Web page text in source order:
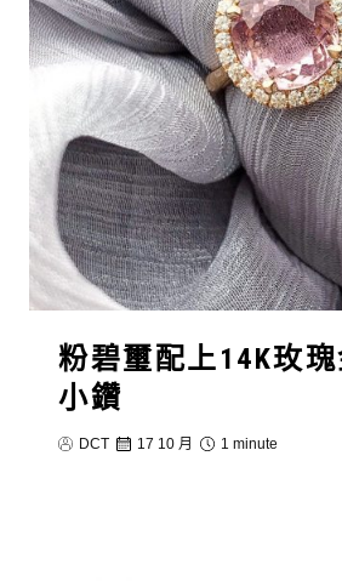
粉碧璽配上14K玫
小鑽
DCT 17 10 月 1 minute